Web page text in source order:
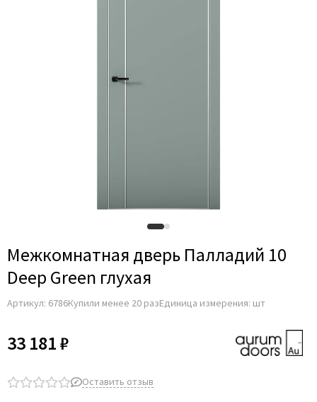
Alvero
Armadillo
Aurum Doors
Bravo
Brandoors
Межкомнатная дверь Палладий 10
Deep Green глухая
Артикул: 6786Купили менее 20 разЕдиница измерения: шт
33 181 ₽
Оставить отзыв